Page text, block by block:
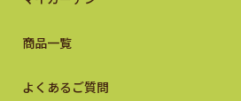
商品一覧
よくあるご質問